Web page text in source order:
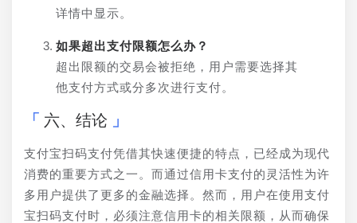
详情中显示。
如果超出支付限额怎么办？
超出限额的交易会被拒绝，用户需要选择其
他支付方式或分多次进行支付。
六、结论
支付宝扫码支付凭借其快速便捷的特点，已经成为现代
消费的重要方式之一。而通过信用卡支付的灵活性为许
多用户提供了更多的金融选择。然而，用户在使用支付
宝扫码支付时，必须注意信用卡的相关限额，从而确保